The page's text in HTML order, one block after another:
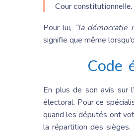
Cour constitutionnelle.
Pour lui, “la
signifie que même
Code
En plus de son avis sur
électoral. Pour ce
quand les députés ont
la répartition des sièges.